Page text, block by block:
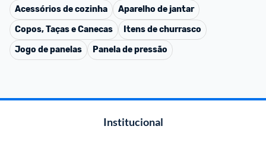
Acessórios de cozinha
Aparelho de jantar
Copos, Taças e Canecas
Itens de churrasco
Jogo de panelas
Panela de pressão
Institucional